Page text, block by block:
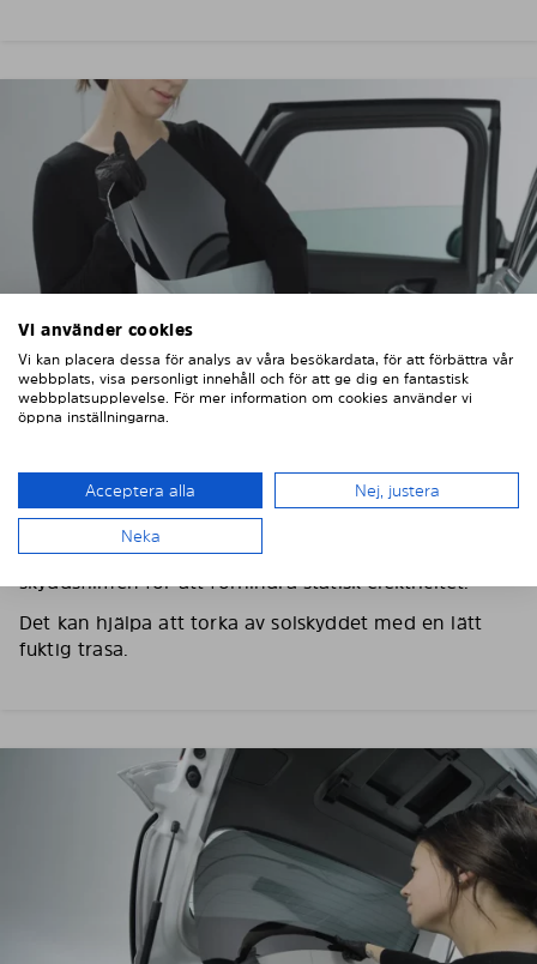
Använd medföljande handskar för att förhindra
fingeravtryck och fettfläckar på solskyddet.
Välj en ruta att börja med, dra sedan sakta av
skyddsfilmen för att förhindra statisk elektricitet.
Det kan hjälpa att torka av solskyddet med en lätt
fuktig trasa.
Vi använder cookies
Vi kan placera dessa för analys av våra besökardata, för att förbättra vår
webbplats, visa personligt innehåll och för att ge dig en fantastisk
webbplatsupplevelse. För mer information om cookies använder vi
öppna inställningarna.
Acceptera alla Nej, justera
Neka